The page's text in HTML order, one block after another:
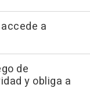
a
de
y obliga a